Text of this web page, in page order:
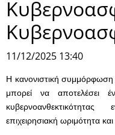
11/12/2025 13:40
Η κανονιστική συμμόρφωση
μπορεί να αποτελέσει
επιχειρησιακή ωριμότητα